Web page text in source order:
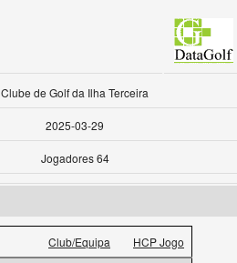
Clube de Golf da Ilha Terceira
2025-03-29
Jogadores 64
Club/Equipa HCP Jogo